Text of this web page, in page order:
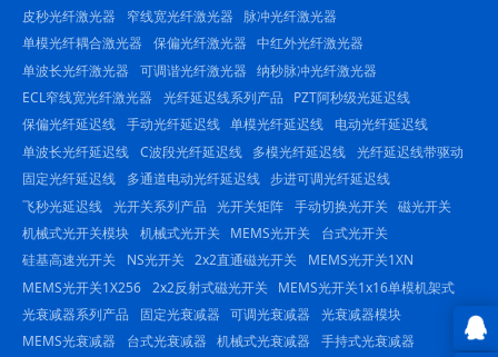
皮秒光纤激光器
窄线宽光纤激光器
脉冲光纤激光器
单模光纤耦合激光器
保偏光纤激光器 中红外光纤激光器
单波长光纤激光器
可调谐光纤激光器 纳秒脉冲光纤激光器
ECL窄线宽光纤激光器
光纤延迟线系列产品
PZT阿秒级光延迟线
保偏光纤延迟线 手动光纤延迟线 单模光纤延迟线
电动光纤延迟线
单波长光纤延迟线 C波段光纤延迟线 多模光纤延迟线 光纤延迟线带驱动
固定光纤延迟线
多通道电动光纤延迟线 步进可调光纤延迟线
飞秒光延迟线 光开关系列产品 光开关矩阵 手动切换光开关 磁光开关
机械式光开关模块 机械式光开关 MEMS光开关
台式光开关
硅基高速光开关
NS光开关 2x2直通磁光开关
MEMS光开关1XN
MEMS光开关1X256 2x2反射式磁光开关
MEMS光开关1x16单模机架式
光衰减器系列产品
固定光衰减器 可调光衰减器
光衰减器模块
MEMS光衰减器
台式光衰减器 机械式光衰减器
手持式光衰减器